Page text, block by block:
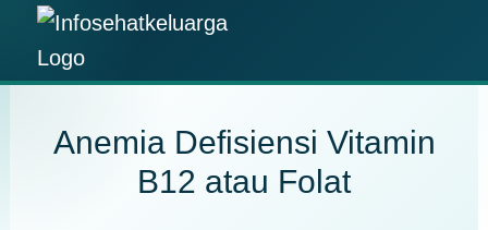
Skip
primary
Skip
main
Skip
primary
Skip
footerInfo
Keluarga
Temukan
Informasi
Anemia Defisiensi Vitamin
B12 atau Folat